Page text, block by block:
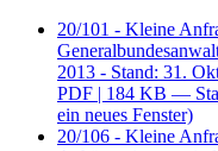
20/101 - Kleine
2013 - Stand: 31.
PDF | 184 KB —
ein neues Fenster)
20/106 - Kleine